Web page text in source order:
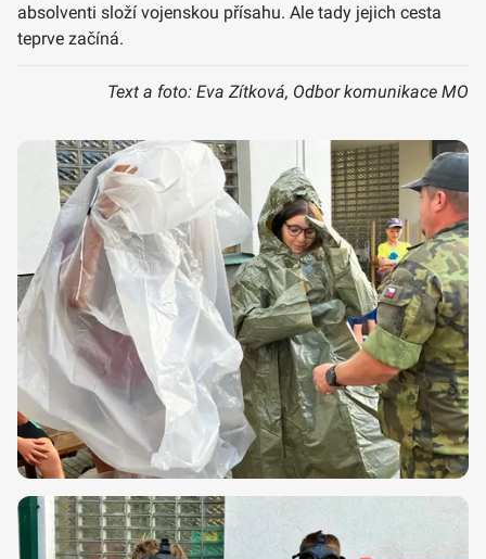
absolventi složí vojenskou přísahu. Ale tady jejich cesta
teprve začíná.
Text a foto: Eva Zítková, Odbor komunikace MO